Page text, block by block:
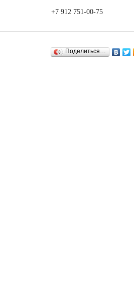
+7 912 751-00-75
Поделиться…